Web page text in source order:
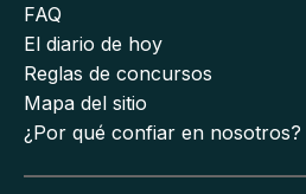
FAQ
El diario de hoy
Reglas de concursos
Mapa del sitio
¿Por qué confiar en nosotros?